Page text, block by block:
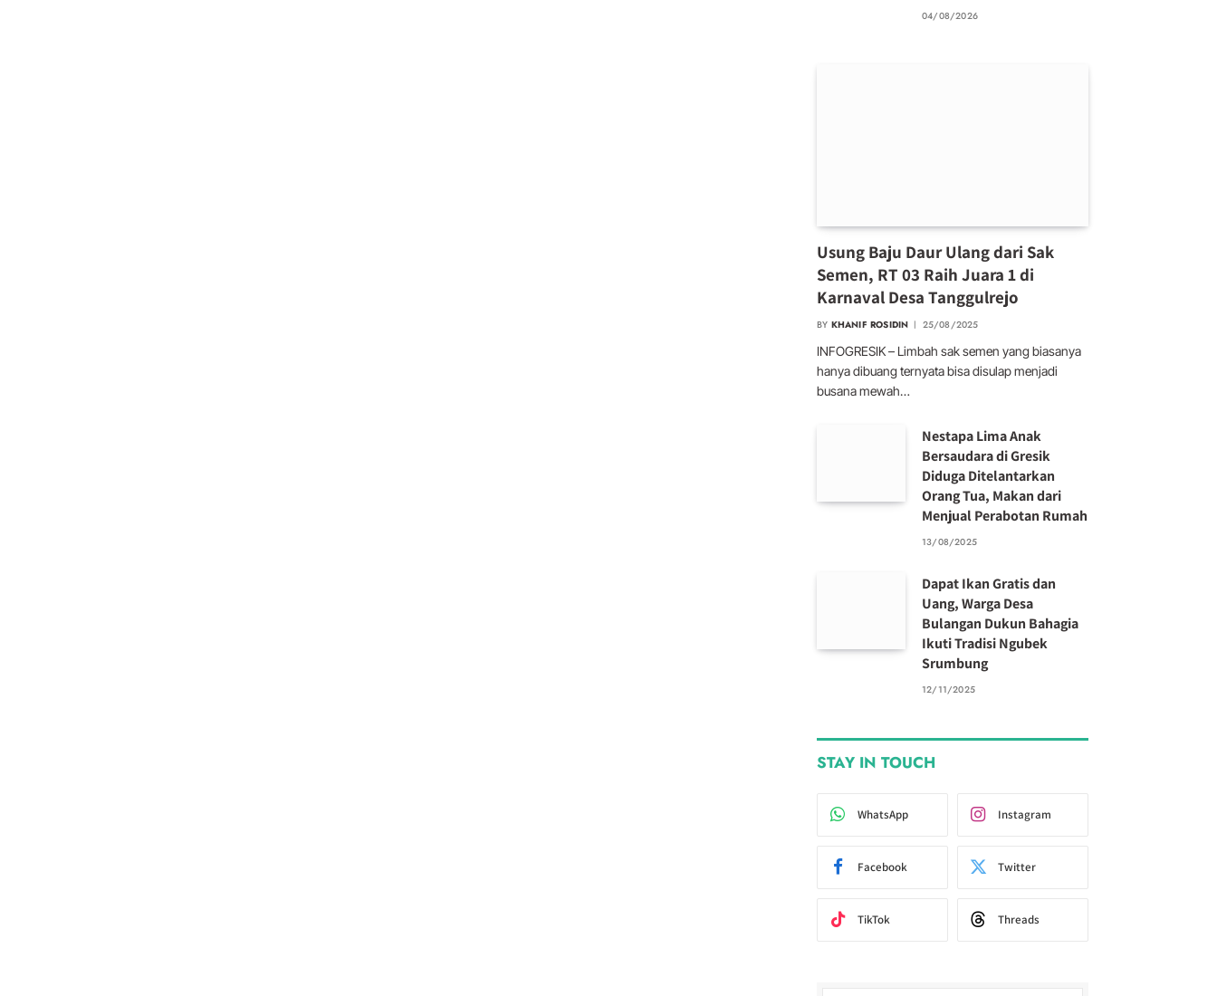
04/08/2026
Usung Baju Daur Ulang dari Sak
Semen, RT 03 Raih Juara 1 di
Karnaval Desa Tanggulrejo
BY KHANIF ROSIDIN 25/08/2025
INFOGRESIK – Limbah sak semen yang biasanya
hanya dibuang ternyata bisa disulap menjadi
busana mewah…
Nestapa Lima Anak
Bersaudara di Gresik
Diduga Ditelantarkan
Orang Tua, Makan dari
Menjual Perabotan Rumah
13/08/2025
Dapat Ikan Gratis dan
Uang, Warga Desa
Bulangan Dukun Bahagia
Ikuti Tradisi Ngubek
Srumbung
12/11/2025
STAY IN TOUCH
WhatsApp Instagram
Facebook Twitter
TikTok Threads